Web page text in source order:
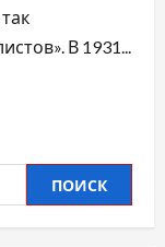
В 1931...